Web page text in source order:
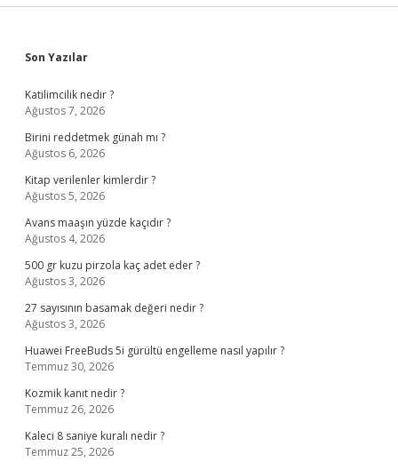
Sidebar
Son Yazılar
Katilimcilik nedir ?
Ağustos 7, 2026
Birini reddetmek günah mı ?
Ağustos 6, 2026
Kitap verilenler kimlerdir ?
Ağustos 5, 2026
Avans maaşın yüzde kaçıdır ?
Ağustos 4, 2026
500 gr kuzu pirzola kaç adet eder ?
Ağustos 3, 2026
27 sayısının basamak değeri nedir ?
Ağustos 3, 2026
Huawei FreeBuds 5i gürültü engelleme nasıl yapılır ?
Temmuz 30, 2026
Kozmik kanıt nedir ?
Temmuz 26, 2026
Kaleci 8 saniye kuralı nedir ?
Temmuz 25, 2026